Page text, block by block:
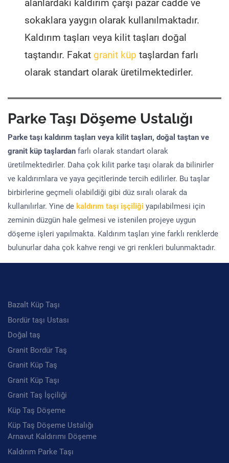
alanlardaki kaldırım çarşı pazar cadde ve
sokaklara yaygın olarak kullanılmaktadır.
Kaldırım taşları veya kilit taşları doğal
taştandır. Fakat granit küp taşlardan farlı
olarak standart olarak üretilmektedirler.
Parke Taşı Döşeme Ustalığı
Parke taşı kaldırım taşları veya kilit taşları, doğal taştan ve
granit küp taşlardan farlı olarak standart olarak
üretilmektedirler. Daha çok kilit parke taşı olarak da bilinirler
ve kaldırımlara ve yaya geçitlerinde tercih edilirler. Bu taşlar
birbirlerine geçmeli olabildiği gibi düz sıralı olarak da
kullanılırlar. Yine de kaldırım taşı işçiliği yapılabilmesi için
zeminin düzgün hale gelmesi ve istenilen projeye uygun
döşeme işleri yapılmakta. Kaldırım taşları yine farklı renklerde
bulunurlar daha çok kahve rengi ve gri renkleri bulunmaktadır.
Bazalt Küp Taşı
Bordür taşı Ustası
Doğal taş
Granit Bordür Taş
Granit Küp Taş
Granit Küp Taşı
Granit Taş İşçiliği
Küp Taş Döşeme
Küp Taş Döşeme Ustalığı
Arnavut Kaldırımı Döşeme
Kaldırım Parke Taşı